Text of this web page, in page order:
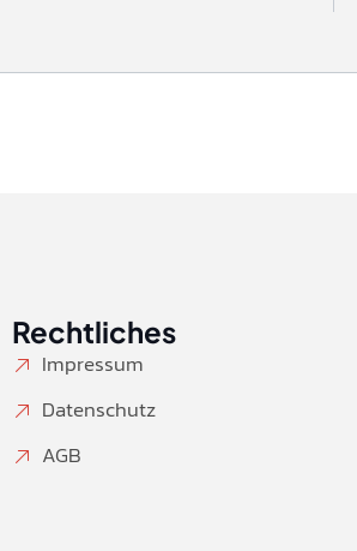
Rechtliches
Impressum
Datenschutz
AGB